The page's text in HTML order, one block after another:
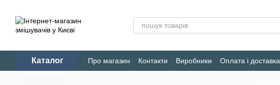
Каталог Про магазин Контакти Виробники Оплата і доставка
Конфіденційність